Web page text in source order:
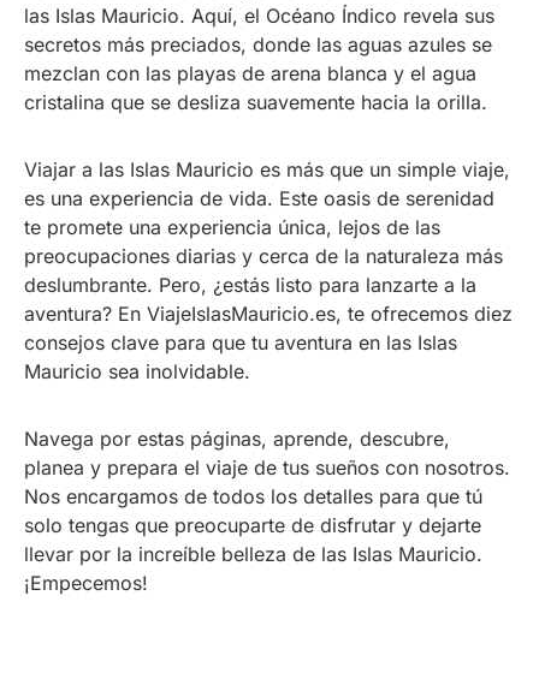
las Islas Mauricio. Aquí, el Océano Índico revela sus
secretos más preciados, donde las aguas azules se
mezclan con las playas de arena blanca y el agua
cristalina que se desliza suavemente hacia la orilla.
Viajar a las Islas Mauricio es más que un simple viaje,
es una experiencia de vida. Este oasis de serenidad
te promete una experiencia única, lejos de las
preocupaciones diarias y cerca de la naturaleza más
deslumbrante. Pero, ¿estás listo para lanzarte a la
aventura? En ViajeIslasMauricio.es, te ofrecemos diez
consejos clave para que tu aventura en las Islas
Mauricio sea inolvidable.
Navega por estas páginas, aprende, descubre,
planea y prepara el viaje de tus sueños con nosotros.
Nos encargamos de todos los detalles para que tú
solo tengas que preocuparte de disfrutar y dejarte
llevar por la increíble belleza de las Islas Mauricio.
¡Empecemos!